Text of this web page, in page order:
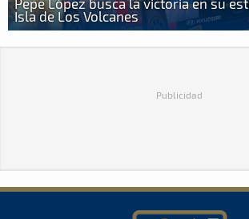
Pepe López busca la victoria en su
Isla de Los Volcanes
Publicidad